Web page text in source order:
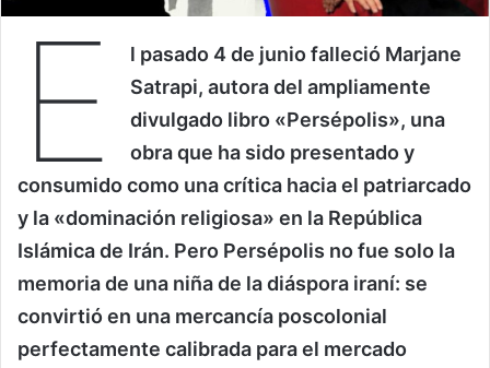
E
l pasado 4 de junio falleció Marjane
Satrapi, autora del ampliamente
divulgado libro «Persépolis», una
obra que ha sido presentado y
consumido como una crítica hacia el patriarcado
y la «dominación religiosa» en la República
Islámica de Irán. Pero Persépolis no fue solo la
memoria de una niña de la diáspora iraní: se
convirtió en una mercancía poscolonial
perfectamente calibrada para el mercado